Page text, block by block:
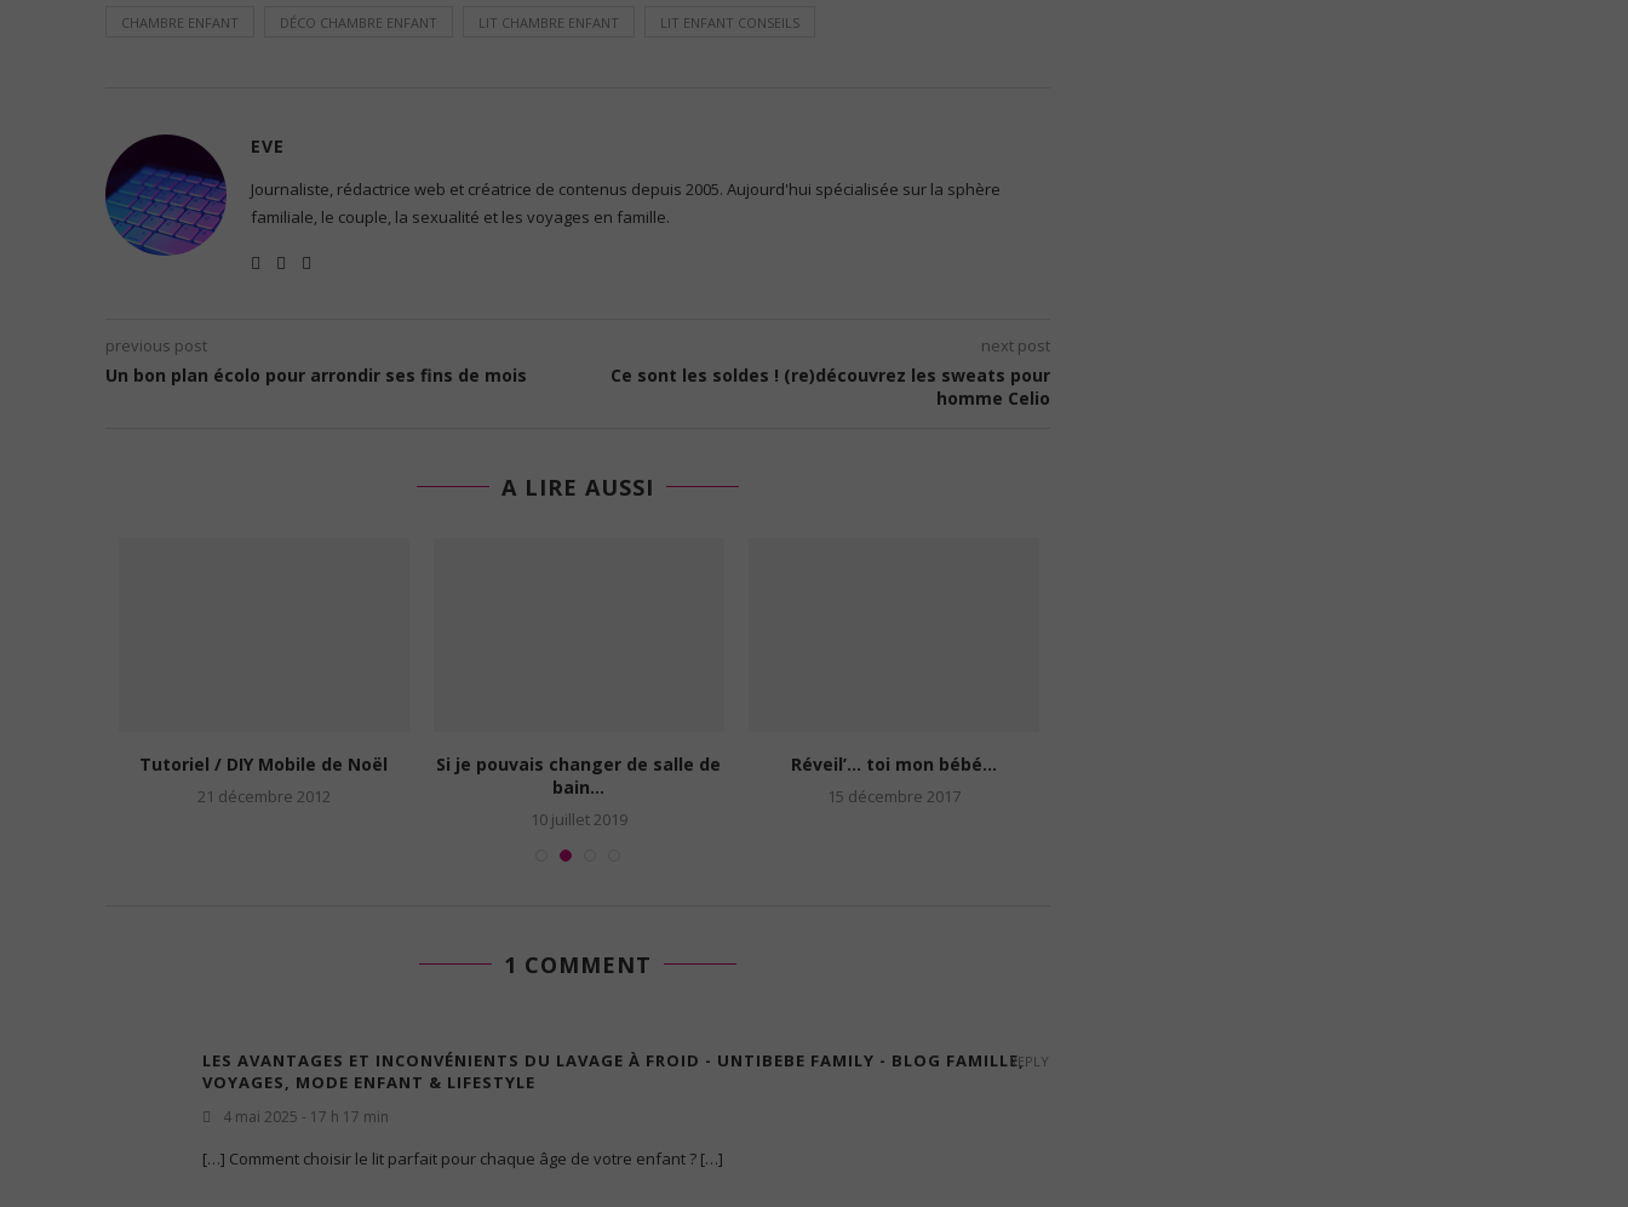
CHAMBRE ENFANT DÉCO CHAMBRE ENFANT LIT CHAMBRE ENFANT LIT ENFANT CONSEILS
EVE
Journaliste, rédactrice web et créatrice de contenus depuis 2005. Aujourd'hui spécialisée sur la sphère
familiale, le couple, la sexualité et les voyages en famille.
previous post
Un bon plan écolo pour arrondir ses fins de mois
next post
Ce sont les soldes ! (re)découvrez les sweats pour
homme Celio
A LIRE AUSSI
Tutoriel / DIY Mobile de Noël
21 décembre 2012
Si je pouvais changer de salle de
bain…
10 juillet 2019
Réveil’… toi mon bébé…
15 décembre 2017
1 COMMENT
LES AVANTAGES ET INCONVÉNIENTS DU LAVAGE À FROID - UNTIBEBE FAMILY - BLOG FAMILLE,
VOYAGES, MODE ENFANT & LIFESTYLE
4 mai 2025 - 17 h 17 min
[…] Comment choisir le lit parfait pour chaque âge de votre enfant ? […]
REPLY